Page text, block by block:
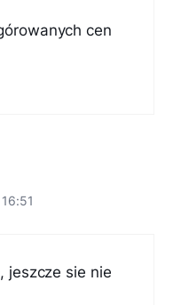
cen
jeszcze sie nie